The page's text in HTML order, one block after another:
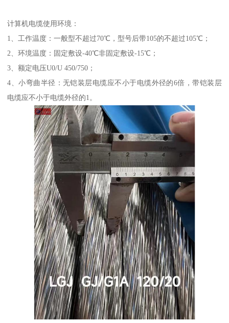
计算机电缆使用环境：
1、工作温度：一般型不超过70℃，型号后带105的不超过105℃；
2、环境温度：固定敷设-40℃非固定敷设-15℃；
3、额定电压U0/U 450/750；
4、小弯曲半径：无铠装层电缆应不小于电缆外径的6倍，带铠装层
电缆应不小于电缆外径的1。